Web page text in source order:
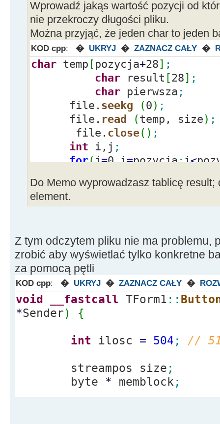
Wprowadź jakąs wartość pozycji od
nie przekroczy długości pliku.
Można przyjąć, że jeden char to jeden
KOD cpp: � UKRYJ � ZAZNACZ CAŁY �
char temp [ pozycja+28] ;
char result [28] ;
char pierwsza ;
file. seekg (0 ) ;
file. read (temp, size ) ;
file. close( ) ;
int i,j ;
for(j=0,i=pozycja;i<
pierwsza=result[0] ;
Do Memo wyprowadzasz tablicę result;
element.
Z tym odczytem pliku nie ma problemu,
zrobić aby wyświetlać tylko konkretne
za pomocą pętli
KOD cpp: � UKRYJ � ZAZNACZ CAŁY �
void __fastcall TForm1 ::
*Sender) {
int ilosc = 504 ; //
streampos size ;
byte * memblock ;